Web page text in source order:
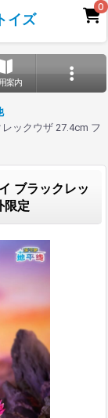
イズ
0
案内
ックウザ 27.4cm フ
ブラックレッ
限定